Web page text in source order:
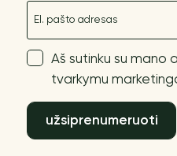
Aš sutinku su mano
tvarkymu
užsiprenumeruoti